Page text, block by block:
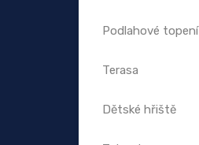
Podlahové topení
Terasa
Dětské hřiště